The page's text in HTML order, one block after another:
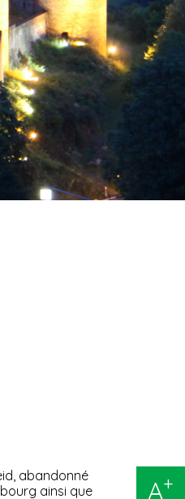
A+
abandonné
ainsi que